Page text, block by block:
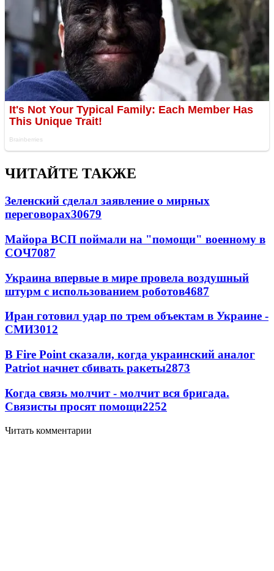
ЧИТАЙТЕ ТАКЖЕ
Зеленский сделал заявление о мирных
переговорах30679
Майора ВСП поймали на "помощи" военному в
СОЧ7087
Украина впервые в мире провела воздушный
штурм с использованием роботов4687
Иран готовил удар по трем объектам в Украине -
СМИ3012
В Fire Point сказали, когда украинский аналог
Patriot начнет сбивать ракеты2873
Когда связь молчит - молчит вся бригада.
Связисты просят помощи2252
Читать комментарии